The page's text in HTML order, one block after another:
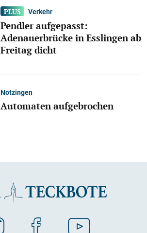
Verkehr
Pendler aufgepasst:
Adenauerbrücke in Esslingen ab
Freitag dicht
Notzingen
Automaten aufgebrochen